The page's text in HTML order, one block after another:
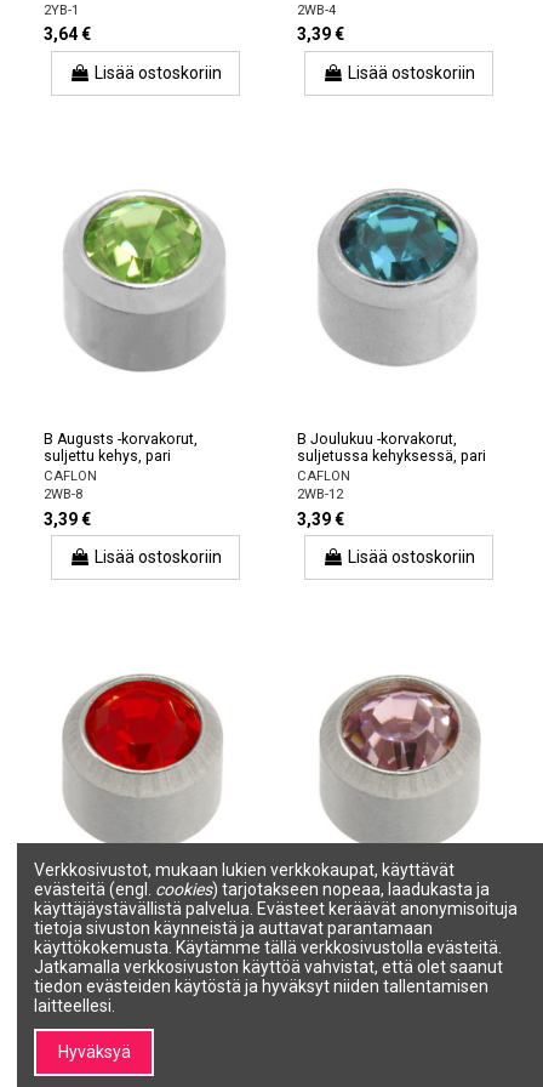
2YB-1
3,64 €
Lisää ostoskoriin
2WB-4
3,39 €
Lisää ostoskoriin
B Augusts -korvakorut,
suljettu kehys, pari
CAFLON
2WB-8
3,39 €
Lisää ostoskoriin
B Joulukuu -korvakorut,
suljetussa kehyksessä, pari
CAFLON
2WB-12
3,39 €
Lisää ostoskoriin
B Julijs -korvakorut, suljettu
kehys, pari
CAFLON
2WB-7
3,39 €
Lisää ostoskoriin
B June -korvakorut, suljettu
kehys, pari
CAFLON
2WB-6
Verkkosivustot, mukaan lukien verkkokaupat, käyttävät
evästeitä (engl. cookies) tarjotakseen nopeaa, laadukasta ja
käyttäjäystävällistä palvelua. Evästeet keräävät anonymisoituja
tietoja sivuston käynneistä ja auttavat parantamaan
käyttökokemusta. Käytämme tällä verkkosivustolla evästeitä.
Jatkamalla verkkosivuston käyttöä vahvistat, että olet saanut
tiedon evästeiden käytöstä ja hyväksyt niiden tallentamisen
laitteellesi.
Hyväksyä